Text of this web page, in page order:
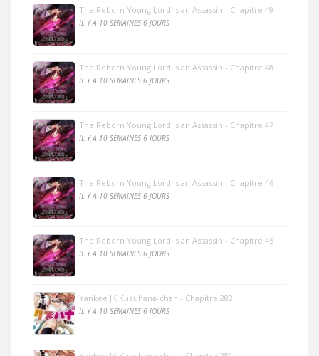
The Reborn Young Lord is an Assassin - Chapitre 49
IL Y A 10 SEMAINES 6 JOURS
The Reborn Young Lord is an Assassin - Chapitre 48
IL Y A 10 SEMAINES 6 JOURS
The Reborn Young Lord is an Assassin - Chapitre 47
IL Y A 10 SEMAINES 6 JOURS
The Reborn Young Lord is an Assassin - Chapitre 46
IL Y A 10 SEMAINES 6 JOURS
The Reborn Young Lord is an Assassin - Chapitre 45
IL Y A 10 SEMAINES 6 JOURS
Yankee JK Kuzuhana-chan - Chapitre 282
IL Y A 10 SEMAINES 6 JOURS